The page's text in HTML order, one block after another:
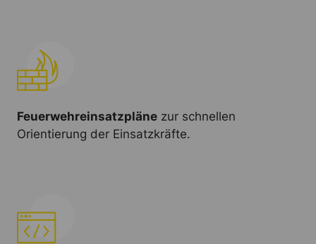
Feuerwehreinsatzpläne zur schnellen
Orientierung der Einsatzkräfte.